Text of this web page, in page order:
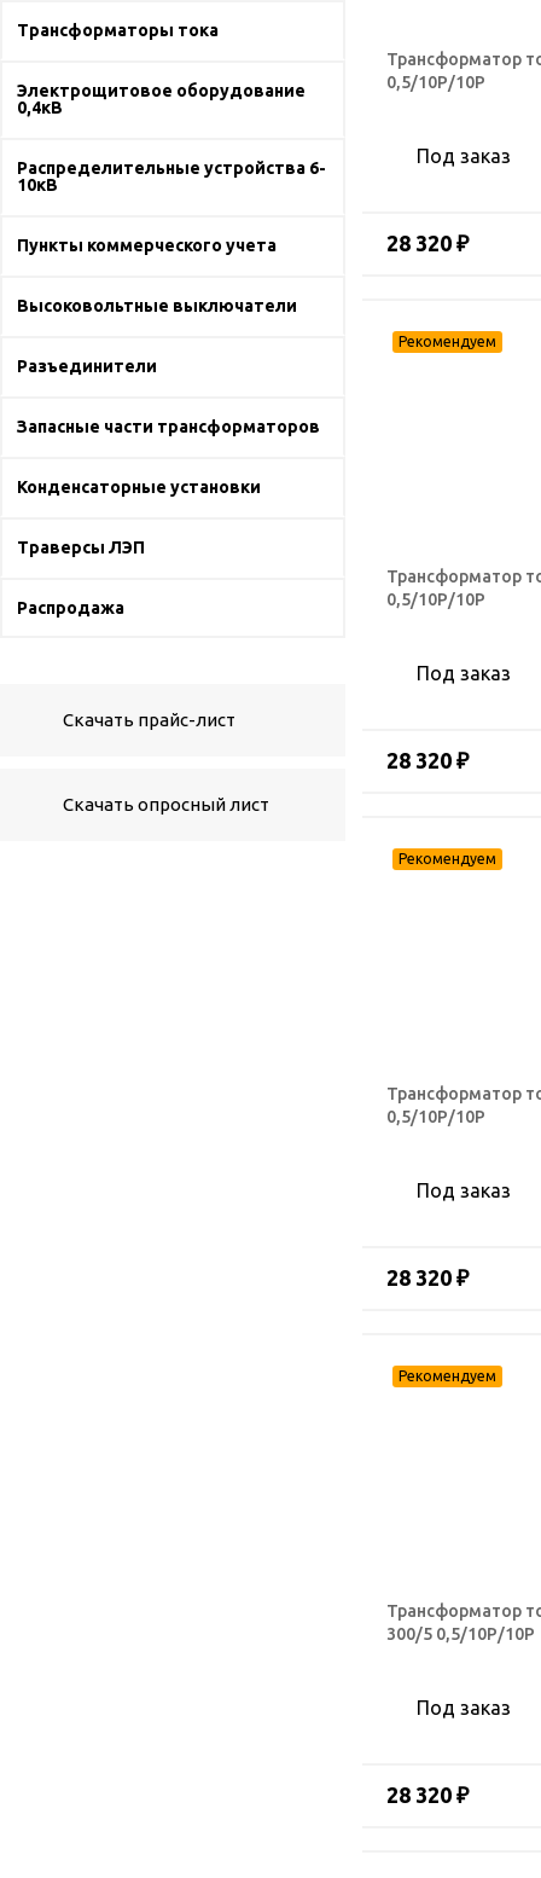
Трансформаторы тока
Электрощитовое оборудование
0,4кВ
Распределительные устройства 6-
10кВ
Пункты коммерческого учета
Высоковольтные выключатели
Разъединители
Запасные части трансформаторов
Конденсаторные установки
Траверсы ЛЭП
Распродажа
Скачать прайс-лист
Скачать опросный лист
Трансформатор
0,5/10Р/10Р
Под заказ
28 320 ₽
Трансформатор
0,5/10Р/10Р
Под заказ
28 320 ₽
Трансформатор
0,5/10Р/10Р
Под заказ
28 320 ₽
Трансформатор
300/5 0,5/10Р/10Р
Под заказ
28 320 ₽